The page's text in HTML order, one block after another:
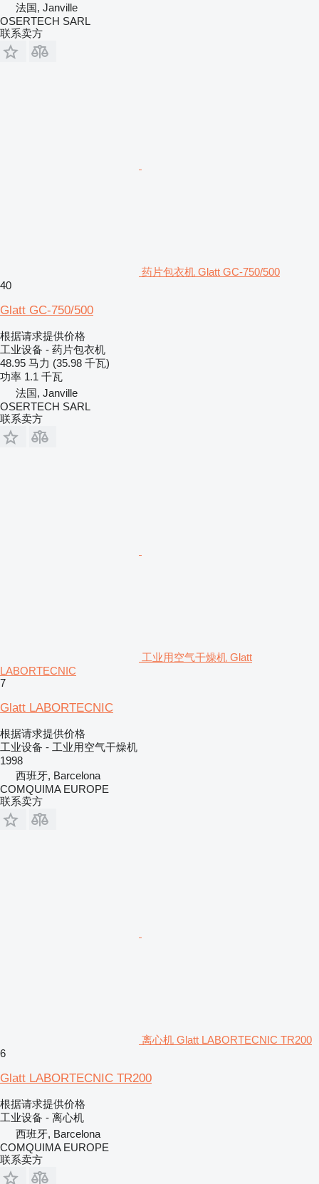
法国, Janville
OSERTECH SARL
联系卖方
药片包衣机 Glatt GC-750/500
40
Glatt GC-750/500
根据请求提供价格
工业设备 - 药片包衣机
48.95 马力 (35.98 千瓦)
功率 1.1 千瓦
法国, Janville
OSERTECH SARL
联系卖方
工业用空气干燥机 Glatt
LABORTECNIC
7
Glatt LABORTECNIC
根据请求提供价格
工业设备 - 工业用空气干燥机
1998
西班牙, Barcelona
COMQUIMA EUROPE
联系卖方
离心机 Glatt LABORTECNIC TR200
6
Glatt LABORTECNIC TR200
根据请求提供价格
工业设备 - 离心机
西班牙, Barcelona
COMQUIMA EUROPE
联系卖方